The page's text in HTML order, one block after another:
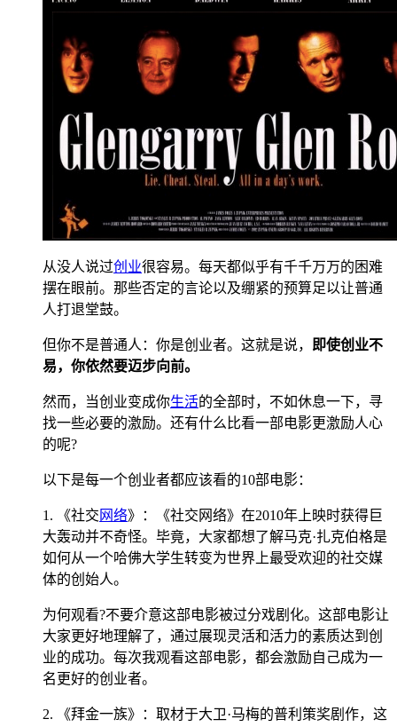
从没人说过创业很容易。每天都似乎有千千万万的困难
摆在眼前。那些否定的言论以及绷紧的预算足以让普通
人打退堂鼓。
但你不是普通人：你是创业者。这就是说，
即使创业不
易，你依然要迈步向前。
然而，当创业变成你生活的全部时，不如休息一下，寻
找一些必要的激励。还有什么比看一部电影更激励人心
的呢?
以下是每一个创业者都应该看的10部电影：
1. 《社交 网络》：《社交网络》在2010年上映时获得巨
大轰动并不奇怪。毕竟，大家都想了解马克·扎克伯格是
如何从一个哈佛大学生转变为世界上最受欢迎的社交媒
体的创始人。
为何观看?不要介意这部电影被过分戏剧化。这部电影让
大家更好地理解了，通过展现灵活和活力的素质达到创
业的成功。每次我观看这部电影，都会激励自己成为一
名更好的创业者。
2. 《拜金一族》：取材于大卫·马梅的普利策奖剧作，这